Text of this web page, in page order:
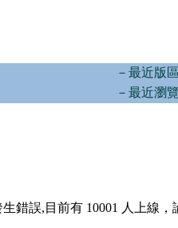
－最近版
－最近瀏
錯誤,目前有 10001 人上線